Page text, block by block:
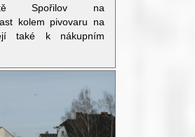
Spořilov na
kolem pivovaru na
také k nákupním